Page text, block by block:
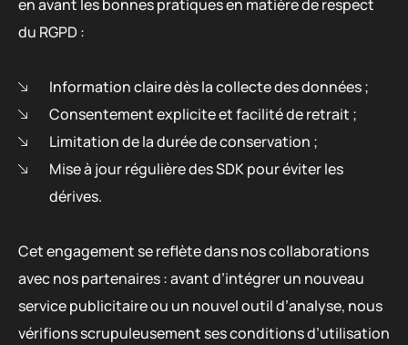
en avant les bonnes pratiques en matière de respect
du RGPD :
Information claire dès la collecte des données ;
Consentement explicite et facilité de retrait ;
Limitation de la durée de conservation ;
Mise à jour régulière des SDK pour éviter les
dérives.
Cet engagement se reflète dans nos collaborations
avec nos partenaires : avant d’intégrer un nouveau
service publicitaire ou un nouvel outil d’analyse, nous
vérifions scrupuleusement ses conditions d’utilisation